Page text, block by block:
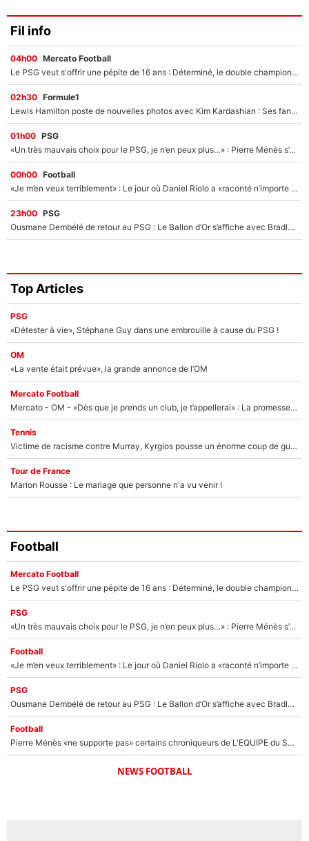
Fil info
04h00 Mercato Football
Le PSG veut s'offrir une pépite de 16 ans : Déterminé, le double champion d'Europe en titre est prêt à lâcher 40M€ pour celui que l'on compare déjà à Vinicius Jr !
02h30 Formule1
Lewis Hamilton poste de nouvelles photos avec Kim Kardashian : Ses fans le voient déjà redevenir champion du monde de F1 grâce à elle !
01h00 PSG
«Un très mauvais choix pour le PSG, je n’en peux plus…» : Pierre Ménès s’est complètement trompé avec Luis Enrique et ces déclarations le prouvent !
00h00 Football
«Je m’en veux terriblement» : Le jour où Daniel Riolo a «raconté n’importe quoi» dans l'After Foot !
23h00 PSG
Ousmane Dembélé de retour au PSG : Le Ballon d’Or s’affiche avec Bradley Barcola en plein cœur du feuilleton sur son départ !
Top Articles
PSG
«Détester à vie», Stéphane Guy dans une embrouille à cause du PSG !
OM
«La vente était prévue», la grande annonce de l’OM
Mercato Football
Mercato - OM - «Dès que je prends un club, je t’appellerai» : La promesse de Marcelino au moment de claquer la porte
Tennis
Victime de racisme contre Murray, Kyrgios pousse un énorme coup de gueule !
Tour de France
Marion Rousse : Le mariage que personne n'a vu venir !
Football
Mercato Football
Le PSG veut s'offrir une pépite de 16 ans : Déterminé, le double champion d'Europe en titre est prêt à lâcher 40M€ pour celui que l'on compare déjà à Vinicius Jr !
PSG
«Un très mauvais choix pour le PSG, je n’en peux plus…» : Pierre Ménès s’est complètement trompé avec Luis Enrique et ces déclarations le prouvent !
Football
«Je m’en veux terriblement» : Le jour où Daniel Riolo a «raconté n’importe quoi» dans l'After Foot !
PSG
Ousmane Dembélé de retour au PSG : Le Ballon d’Or s’affiche avec Bradley Barcola en plein cœur du feuilleton sur son départ !
Football
Pierre Ménès «ne supporte pas» certains chroniqueurs de L'EQUIPE du Soir : Ils vont tous partir !
NEWS FOOTBALL